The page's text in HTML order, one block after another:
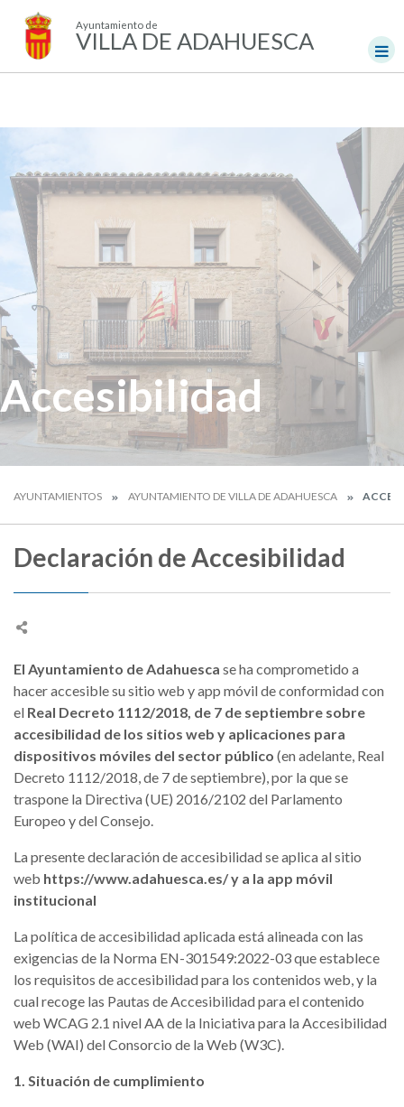
Ayuntamiento de
VILLA DE ADAHUESCA
Accesibilidad
AYUNTAMIENTOS AYUNTAMIENTO DE VILLA DE ADAHUESCA
Declaración de Accesibilidad
El Ayuntamiento de Adahuesca se ha comprometido a
hacer accesible su sitio web y app móvil de conformidad con
el Real Decreto 1112/2018, de 7 de septiembre sobre
accesibilidad de los sitios web y aplicaciones para
dispositivos móviles del sector público (en adelante, Real
Decreto 1112/2018, de 7 de septiembre), por la que se
traspone la Directiva (UE) 2016/2102 del Parlamento
Europeo y del Consejo.
La presente declaración de accesibilidad se aplica al sitio
web https://www.adahuesca.es/ y a la app móvil
institucional
La política de accesibilidad aplicada está alineada con las
exigencias de la Norma EN-301549:2022-03 que establece
los requisitos de accesibilidad para los contenidos web, y la
cual recoge las Pautas de Accesibilidad para el contenido
web WCAG 2.1 nivel AA de la Iniciativa para la Accesibilidad
Web (WAI) del Consorcio de la Web (W3C).
1. Situación de cumplimiento